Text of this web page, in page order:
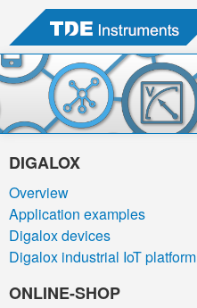
DIGALOX
Overview
Application examples
Digalox devices
Digalox industrial IoT platform
ONLINE-SHOP